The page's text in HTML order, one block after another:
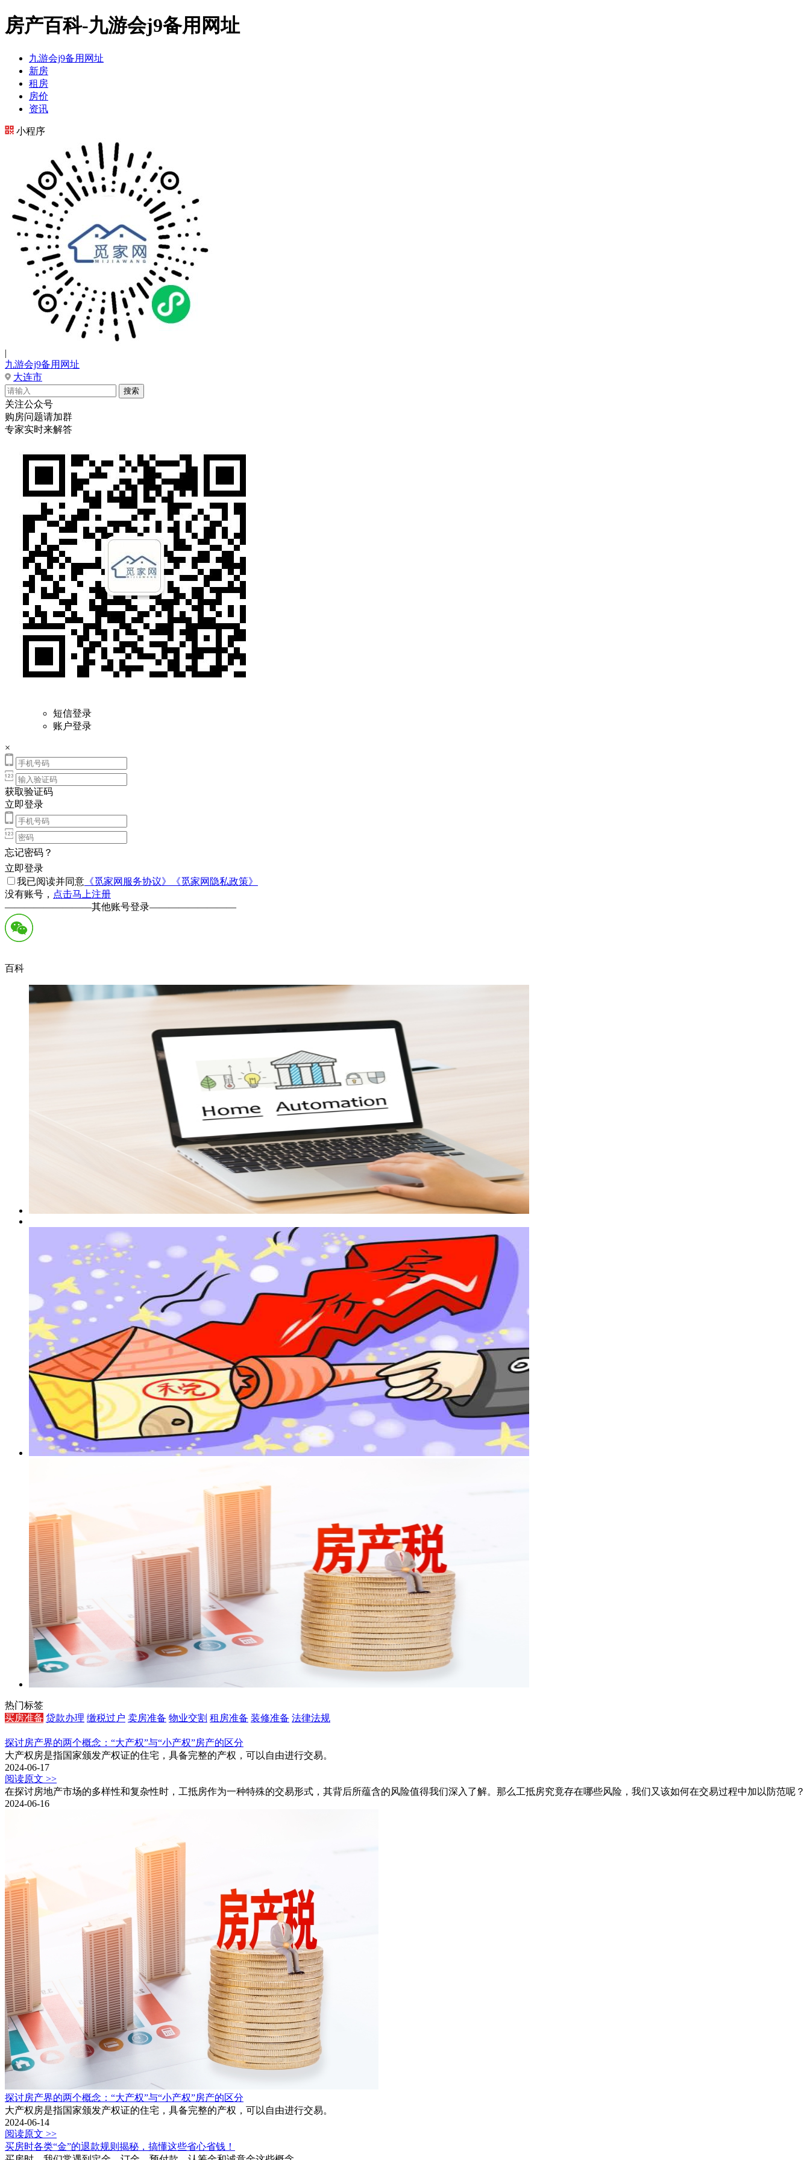
房产百科-九游会j9备用网址
九游会j9备用网址
新房
租房
房价
资讯
小程序
|
九游会j9备用网址
大连市
关注公众号
购房问题请加群
专家实时来解答
短信登录
账户登录
×
获取验证码
立即登录
忘记密码？
立即登录
我已阅读并同意 《觅家网服务协议》
《觅家网隐私政策》
没有账号， 点击马上注册
—————————其他账号登录—————————
百科
热门标签
买房准备 贷款办理 缴税过户 卖房准备 物业交割 租房准备 装修准备 法律法规
探讨房产界的两个概念：“大产权”与“小产权”房产的区分
大产权房是指国家颁发产权证的住宅，具备完整的产权，可以自由进行交易。
2024-06-17
阅读原文 >>
在探讨房地产市场的多样性和复杂性时，工抵房作为一种特殊的交易形式，其背后所蕴含的风险值得我们深入了解。那么工抵房究竟存在哪些风险，我们又该如何在交易过程中加以防范呢？
2024-06-16
探讨房产界的两个概念：“大产权”与“小产权”房产的区分
大产权房是指国家颁发产权证的住宅，具备完整的产权，可以自由进行交易。
2024-06-14
阅读原文 >>
买房时各类“金”的退款规则揭秘，搞懂这些省心省钱！